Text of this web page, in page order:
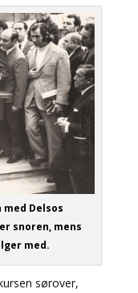
Delsos
snoren, mens
med.
sørover,